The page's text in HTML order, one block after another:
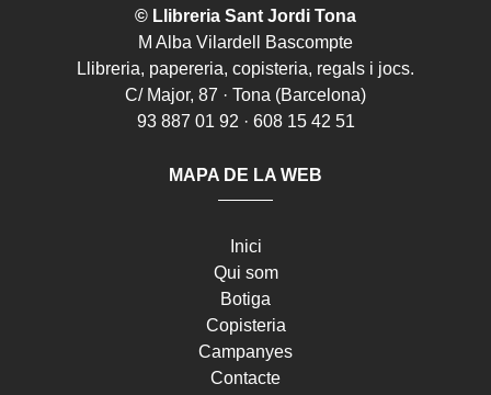
© Llibreria Sant Jordi Tona
M Alba Vilardell Bascompte
Llibreria, papereria, copisteria, regals i jocs.
C/ Major, 87 · Tona (Barcelona)
93 887 01 92 · 608 15 42 51
MAPA DE LA WEB
Inici
Qui som
Botiga
Copisteria
Campanyes
Contacte